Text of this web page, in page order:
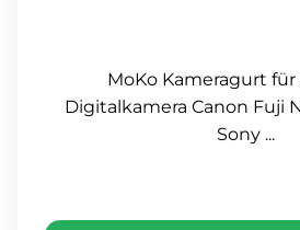
MoKo Kameragurt für
Digitalkamera Canon Fuji
Sony ...